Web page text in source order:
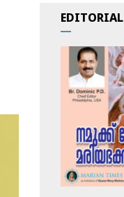
EDITORIAL